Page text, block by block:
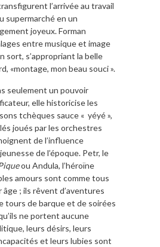
l’arrivée au travail
supermarché en un
joyeux. Forman
entre musique et image
sort, s’appropriant la belle
«montage, mon beau souci ».
seulement un pouvoir
elle historicise les
tchèques sauce « yéyé »,
joués par les orchestres
de l’influence
de l’époque. Petr, le
ou Andula, l’héroïne
amours sont comme tous
âge ; ils rêvent d’aventures
tours de barque et de soirées
ne portent aucune
leurs désirs, leurs
et leurs lubies sont